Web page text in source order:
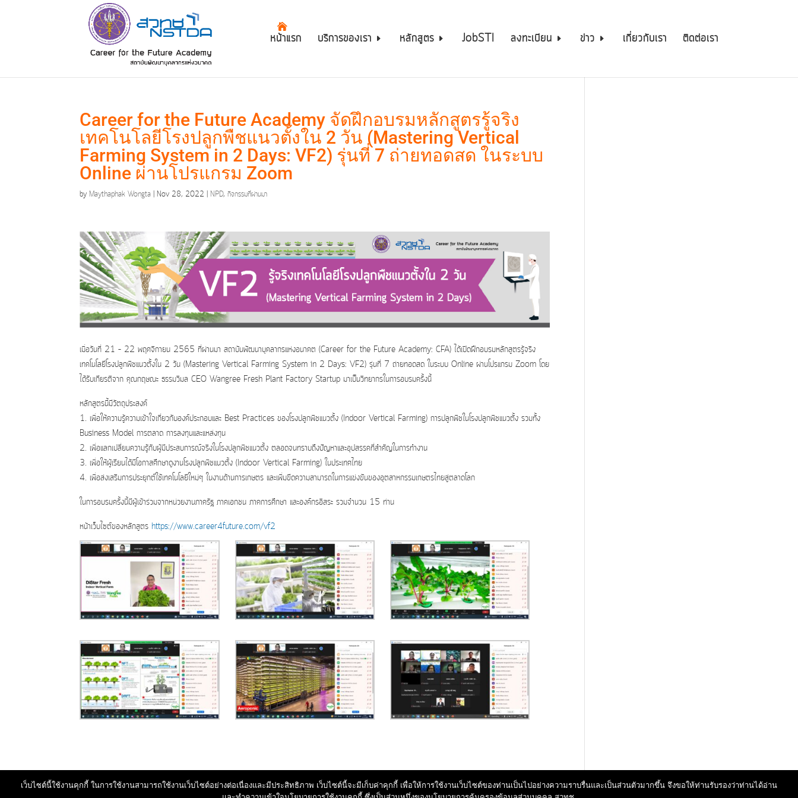
หน้าแรก บริการของเรา หลักสูตร JobSTI ลงทะเบียน ข่าว เกี่ยวกับเรา ติดต่อเรา
Career for the Future Academy จัดฝึกอบรมหลักสูตรรู้จริง
เทคโนโลยีโรงปลูกพืชแนวตั้งใน 2 วัน (Mastering Vertical
Farming System in 2 Days: VF2) รุ่นที่ 7 ถ่ายทอดสด ในระบบ
Online ผ่านโปรแกรม Zoom
by Maythaphak Wongta |Nov 28, 2022 | NPD,กิจกรรมที่ผ่านมา
เมื่อวันที่ 21 – 22 พฤศจิกายน 2565 ที่ผ่านมา สถาบันพัฒนาบุคลากรแห่งอนาคต (Career for the Future Academy: CFA) ได้เปิดฝึกอบรมหลักสูตรรู้จริง
เทคโนโลยีโรงปลูกพืชแนวตั้งใน 2 วัน (Mastering Vertical Farming System in 2 Days: VF2) รุ่นที่ 7 ถ่ายทอดสด ในระบบ Online ผ่านโปรแกรม Zoom โดย
ได้รับเกียรติจาก คุณกฤษณะ ธรรมวิมล CEO Wangree Fresh Plant Factory Startup มาเป็นวิทยากรในการอบรมครั้งนี้
หลักสูตรนี้มีวัตถุประสงค์
1. เพื่อให้ความรู้ความเข้าใจเกี่ยวกับองค์ประกอบและ Best Practices ของโรงปลูกพืชแนวตั้ง (Indoor Vertical Farming) การปลูกพืชในโรงปลูกพืชแนวตั้ง รวมทั้ง
Business Model การตลาด การลงทุนและแหล่งทุน
2. เพื่อแลกเปลี่ยนความรู้กับผู้มีประสบการณ์จริงในโรงปลูกพืชแนวตั้ง ตลอดจนทราบถึงปัญหาและอุปสรรคที่สำคัญในการทำงาน
3. เพื่อให้ผู้เรียนได้มีโอกาสศึกษาดูงานโรงปลูกพืชแนวตั้ง (Indoor Vertical Farming) ในประเทศไทย
4. เพื่อส่งเสริมการประยุกต์ใช้เทคโนโลยีใหม่ๆ ในงานด้านการเกษตร และเพิ่มขีดความสามารถในการแข่งขันของอุตสาหกรรมเกษตรไทยสู่ตลาดโลก
ในการอบรมครั้งนี้มีผู้เข้าร่วมจากหน่วยงานภาครัฐ ภาคเอกชน ภาคการศึกษา และองค์กรอิสระ รวมจำนวน 15 ท่าน
หน้าเว็บไซต์ของหลักสูตร https://www.career4future.com/vf2
เว็บไซต์นี้ใช้งานคุกกี้ ในการใช้งานสามารถใช้งานเว็บไซต์อย่างต่อเนื่องและมีประสิทธิภาพ เว็บไซต์นี้จะมีเก็บค่าคุกกี้ เพื่อให้การใช้งานเว็บไซต์ของท่านเป็นไปอย่างความราบรื่นและเป็นส่วนตัวมากขึ้น จึงขอให้ท่านรับรองว่าท่านได้อ่าน